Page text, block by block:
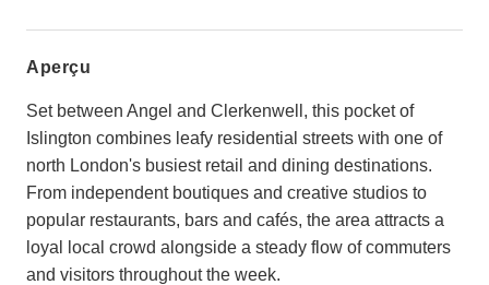
aperçu
Set between Angel and Clerkenwell, this pocket of
Islington combines leafy residential streets with one of
north London's busiest retail and dining destinations.
From independent boutiques and creative studios to
popular restaurants, bars and cafés, the area attracts a
loyal local crowd alongside a steady flow of commuters
and visitors throughout the week.